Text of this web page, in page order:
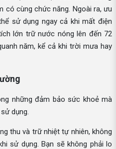
có cùng chức năng. Ngoài ra, ưu
sử dụng ngay cả khi mất điện
lớn trữ nước nóng lên đến 72
năm, kể cả khi trời mưa hay
những đảm bảo sức khoẻ mà
dụng.
thu và trữ nhiệt tự nhiên, không
sử dụng. Bạn sẽ không phải lo